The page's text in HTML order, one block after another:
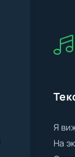
Я
На